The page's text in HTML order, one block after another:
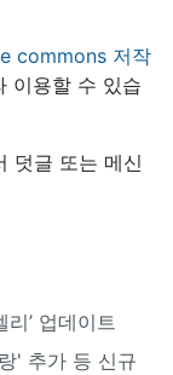
commons 저작
이용할 수 있습
덧글 또는 메신
’ 업데이트
' 추가 등 신규